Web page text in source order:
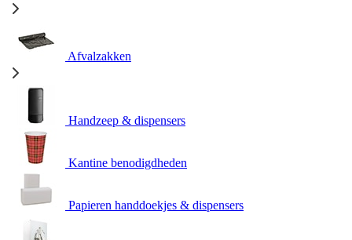
Afvalzakken
Handzeep & dispensers
Kantine benodigdheden
Papieren handdoekjes & dispensers